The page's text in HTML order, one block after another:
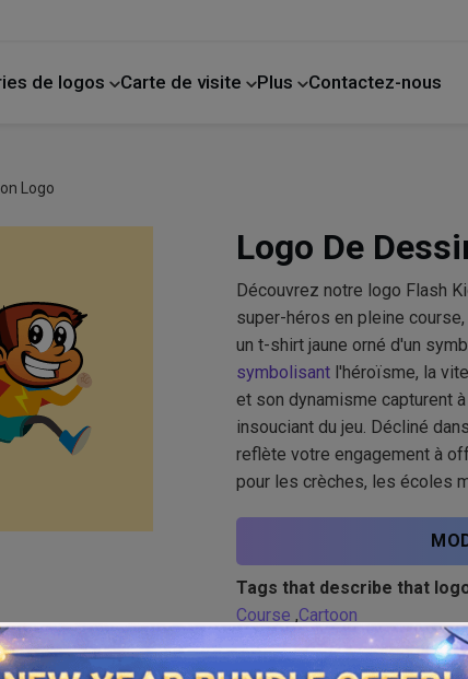
de logos Carte de visite Plus Contactez-nous
Logo
Logo De
Découvrez notre logo Flash
super-héros en pleine
un t-shirt jaune orné d'un
symbolisant l'héroïsme, la
et son dynamisme capturent
insouciant du jeu. Décliné
reflète votre engagement à
pour les crèches, les écoles
Tags that describe that
Course ,Cartoon